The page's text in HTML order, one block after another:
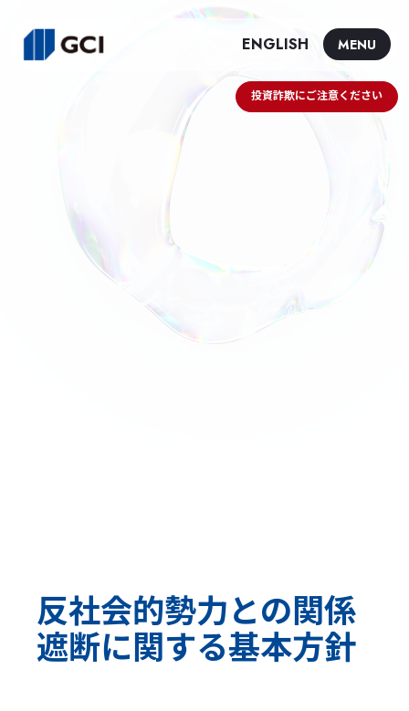
投資詐欺にご注意ください
ENGLISH MENU
反社会的勢力との関係
遮断に関する基本方針